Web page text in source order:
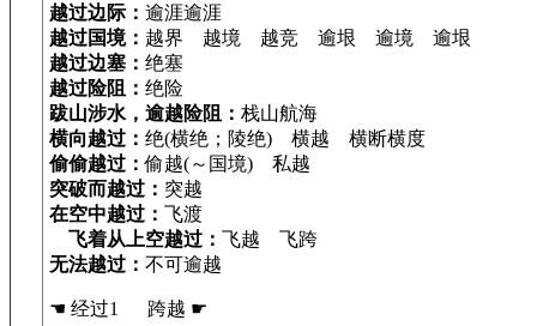
越过边际： 逾涯逾涯
越过国境： 越界 越境 越竞 逾垠 逾境 逾垠
越过边塞： 绝塞
越过险阻： 绝险
跋山涉水，逾越险阻： 栈山航海
横向越过： 绝(横绝；陵绝) 横越 横断横度
偷偷越过：偷越(～国境) 私越
突破而越过： 突越
在空中越过： 飞渡
飞着从上空越过： 飞越 飞跨
无法越过： 不可逾越
☚ 经过1 跨越 ☛